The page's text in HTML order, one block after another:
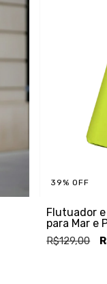
39%OFF
Flutuador
para Mar e
R$129,00